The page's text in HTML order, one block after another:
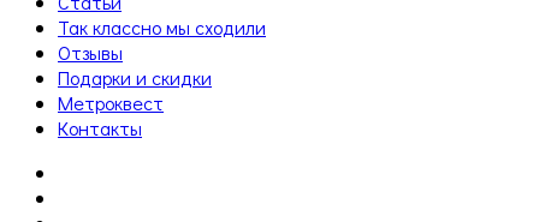
Так классно мы сходили
Отзывы
Подарки и скидки
Метроквест
Контакты